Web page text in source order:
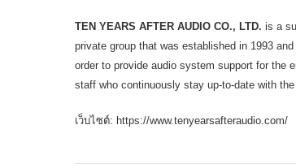
TEN YEARS AFTER AUDIO CO., LTD. is a
private group that was established in 1993
order to provide audio system support for the
staff who continuously stay up-to-date with
เว็บไซต์: https://www.tenyearsafteraudio.com/